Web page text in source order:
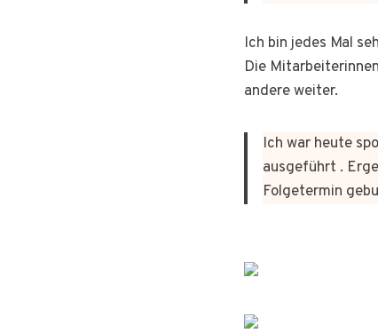
Ich bin jedes Mal
Die
andere weiter.
Ich war heute
ausgeführt .
Folgetermin